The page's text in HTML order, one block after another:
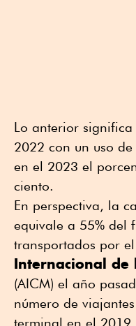
Lo anterior
2022 con un uso
en el 2023 el
ciento.
En perspectiva, la
equivale a 55% del
transportados por el
Internacional de
(AICM) el año
número de
terminal en el 2019